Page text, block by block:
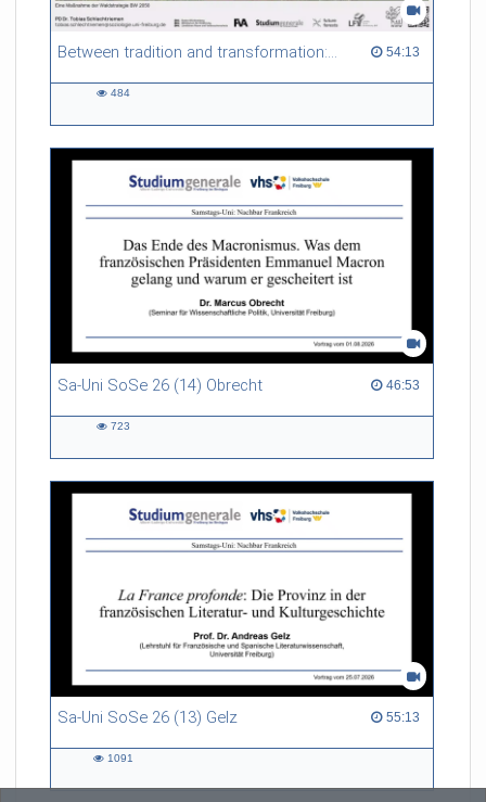
Between tradition and transformation: how owners, advisers and institutions co-create knowledge for resilient forests in Europe 54:13
54:13 duration
484
Sa-Uni SoSe 26 (14) Obrecht 46:53
46:53 duration
723
Sa-Uni SoSe 26 (13) Gelz 55:13
55:13 duration
1091